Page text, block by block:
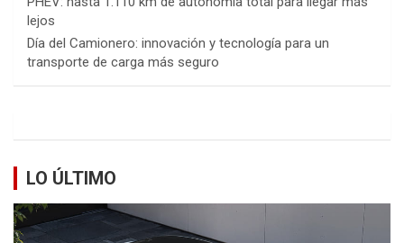
lejos
Día del Camionero: innovación y tecnología para un
transporte de carga más seguro
LO ÚLTIMO